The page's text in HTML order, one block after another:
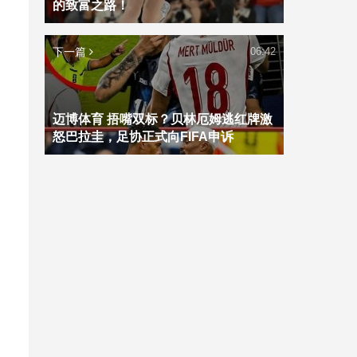
的致富之路！
下一篇
迈博体育 捂嘴双标？贝林厄姆逃红牌激
怒巴拉圭，足协正式向FIFA申诉
06:42